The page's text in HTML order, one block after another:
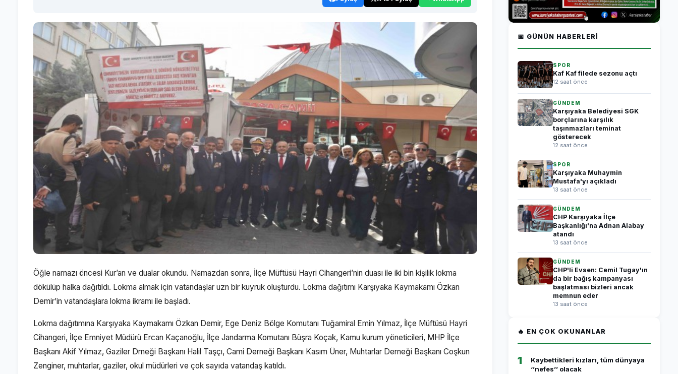
Öğle namazı öncesi Kur’an ve dualar okundu. Namazdan sonra, İlçe Müftüsü Hayri Cihangeri’nin duası ile iki bin kişilik lokma
dökülüp halka dağıtıldı. Lokma almak için vatandaşlar uzn bir kuyruk oluşturdu. Lokma dağıtımı Karşıyaka Kaymakamı Özkan
Demir’in vatandaşlara lokma ikramı ile başladı.
Lokma dağıtımına Karşıyaka Kaymakamı Özkan Demir, Ege Deniz Bölge Komutanı Tuğamiral Emin Yılmaz, İlçe Müftüsü Hayri
Cihangeri, İlçe Emniyet Müdürü Ercan Kaçanoğlu, İlçe Jandarma Komutanı Büşra Koçak, Kamu kurum yöneticileri, MHP İlçe
Başkanı Akif Yılmaz, Gaziler Drneği Başkanı Halil Taşçı, Cami Derneği Başkanı Kasım Üner, Muhtarlar Derneği Başkanı Coşkun
Zenginer, muhtarlar, gaziler, okul müdürleri ve çok sayıda vatandaş katıldı.
📅 GÜNÜN HABERLERI
SPOR
Kaf Kaf filede sezonu açtı
12 saat önce
GÜNDEM
Karşıyaka Belediyesi SGK
borçlarına karşılık
taşınmazları teminat
gösterecek
12 saat önce
SPOR
Karşıyaka Muhaymin
Mustafa'yı açıkladı
13 saat önce
GÜNDEM
CHP Karşıyaka İlçe
Başkanlığı'na Adnan Alabay
atandı
13 saat önce
GÜNDEM
CHP'li Evsen: Cemil Tugay'ın
da bir bağış kampanyası
başlatması bizleri ancak
memnun eder
13 saat önce
🔥 EN ÇOK OKUNANLAR
1
Kaybettikleri kızları, tüm dünyaya
‘’nefes’’ olacak